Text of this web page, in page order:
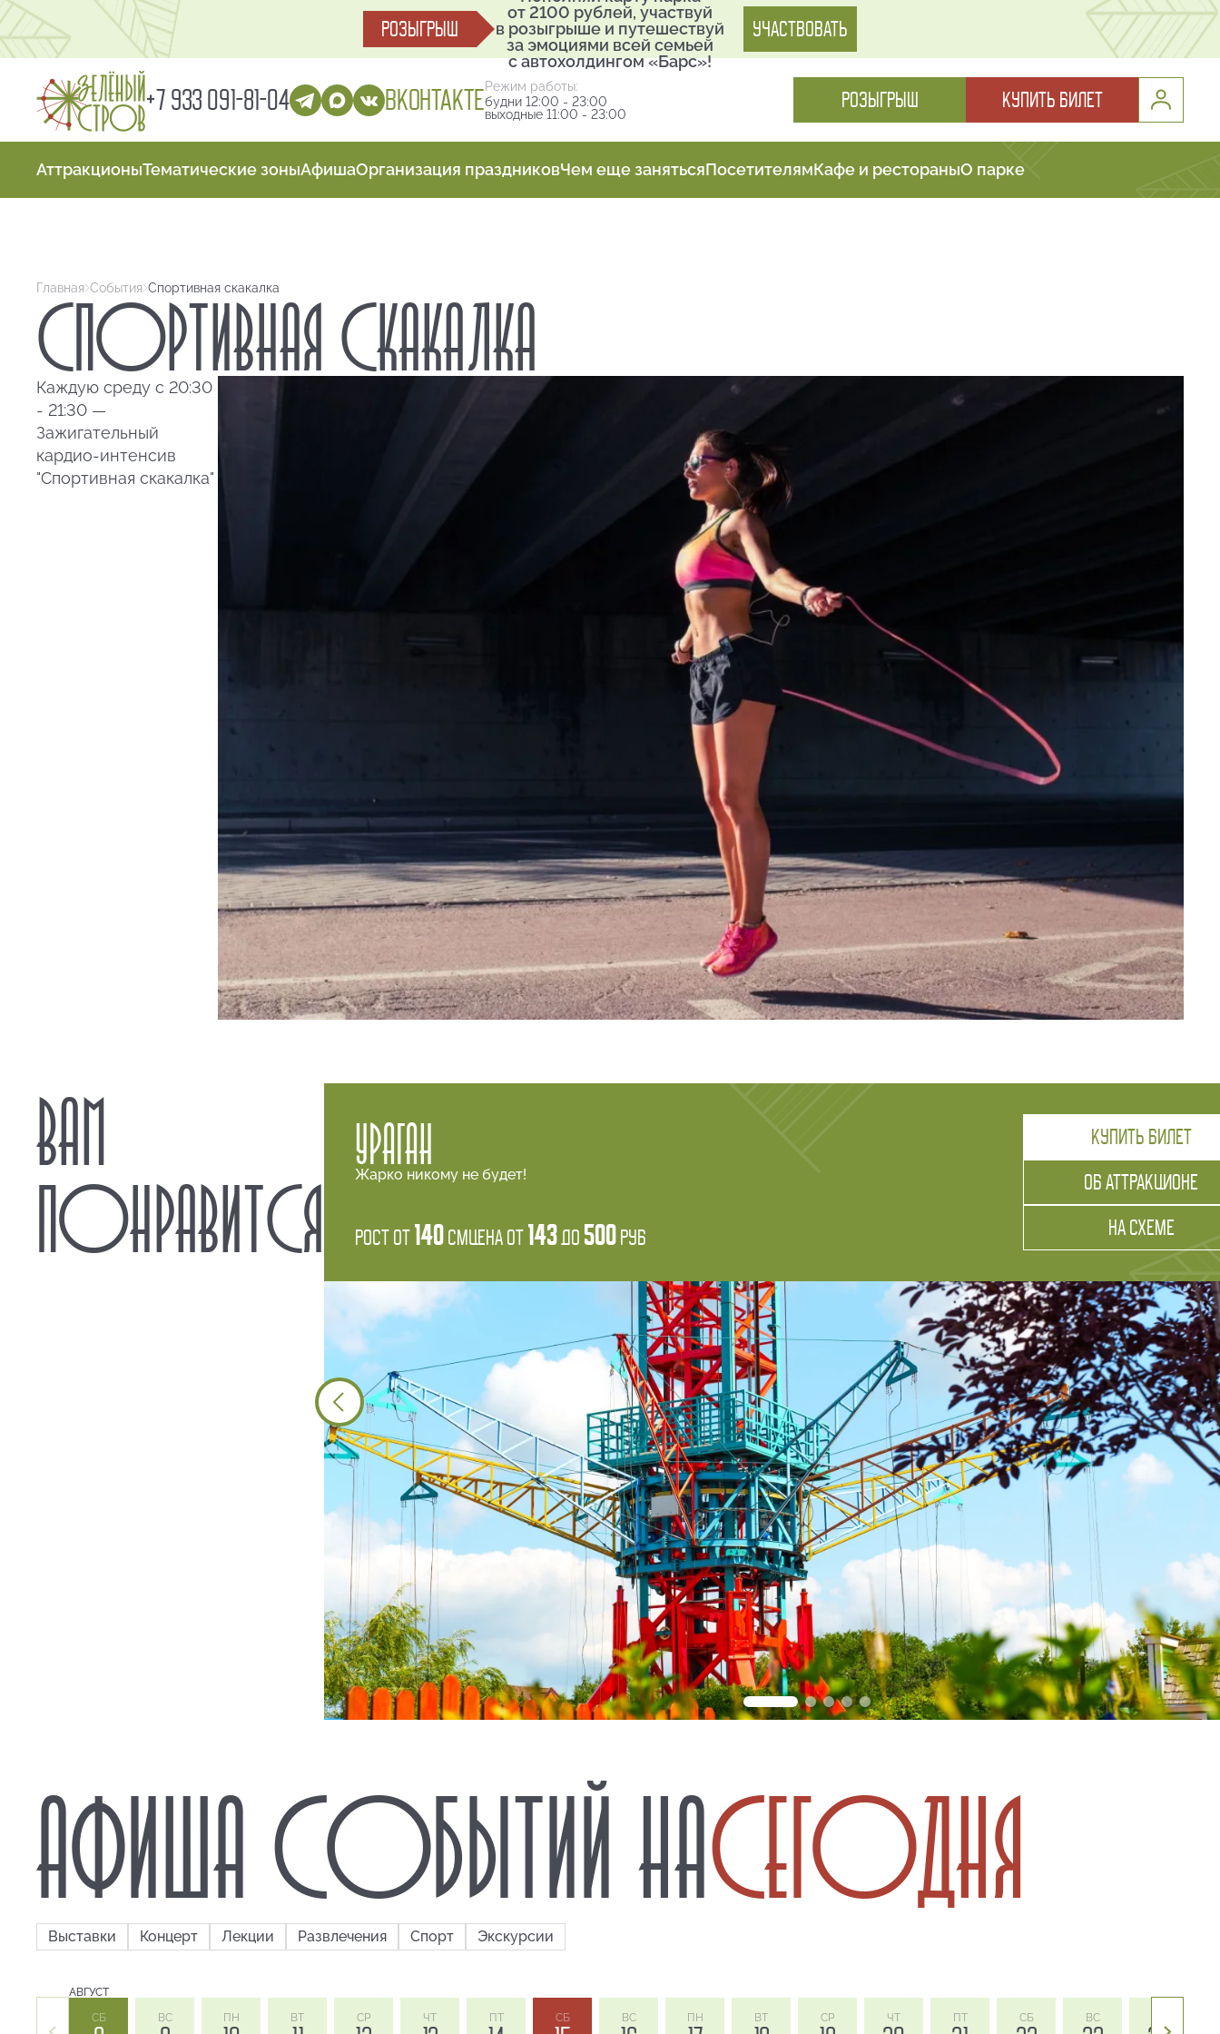
РОЗЫГРЫШ
от 2100 рублей, участвуй
в розыгрыше и путешествуй
за эмоциями всей семьей
с автохолдингом «Барс»!
УЧАСТВОВАТЬ
+7 933 091-81-04 ВКОНТАКТЕРежим работы:
будни 12:00 - 23:00
выходные 11:00 - 23:00
РОЗЫГРЫШ КУПИТЬ БИЛЕТ
АттракционыТематические зоныАфишаОрганизация праздниковЧем еще занятьсяПосетителямКафе и рестораныО парке
Главная События Спортивная скакалка
СПОРТИВНАЯ СКАКАЛКА
Каждую среду с 20:30
- 21:30 —
Зажигательный
кардио-интенсив
"Спортивная скакалка"
ВАМ
ПОНРАВИТСЯ
УРАГАН
Жарко никому не будет!
КУПИТЬ БИЛЕТ
ОБ АТТРАКЦИОНЕ
НА СХЕМЕ
Рост от 140 смЦена от 143до 500 руб
АФИША СОБЫТИЙ НАСЕГОДНЯ
Выставки Концерт Лекции Развлечения Спорт Экскурсии
АВГУСТ
СБ
ВС ПН ВТ СР ЧТ ПТ СБ ВС ПН ВТ СР ЧТ ПТ СБ ВС